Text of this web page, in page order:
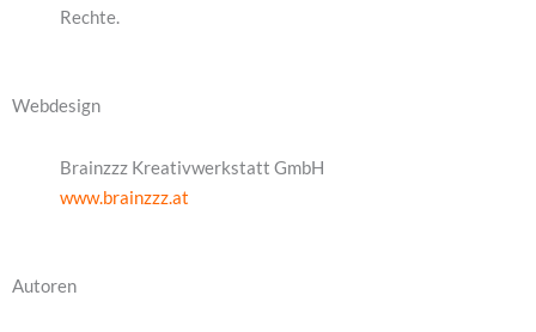
Rechte.
Webdesign
Brainzzz Kreativwerkstatt GmbH
www.brainzzz.at
Autoren